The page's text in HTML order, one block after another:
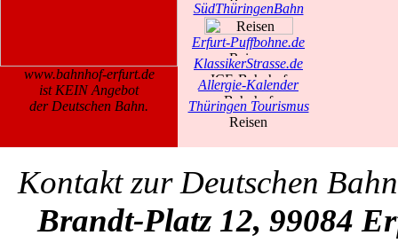
www.bahnhof-erfurt.de
ist KEIN Angebot
der Deutschen Bahn.
SüdThüringenBahn
Erfurt-Puffbohne.de
KlassikerStrasse.de
Allergie-Kalender
Thüringen Tourismus
Kontakt zur Deutschen
Brandt-Platz 12, 99084